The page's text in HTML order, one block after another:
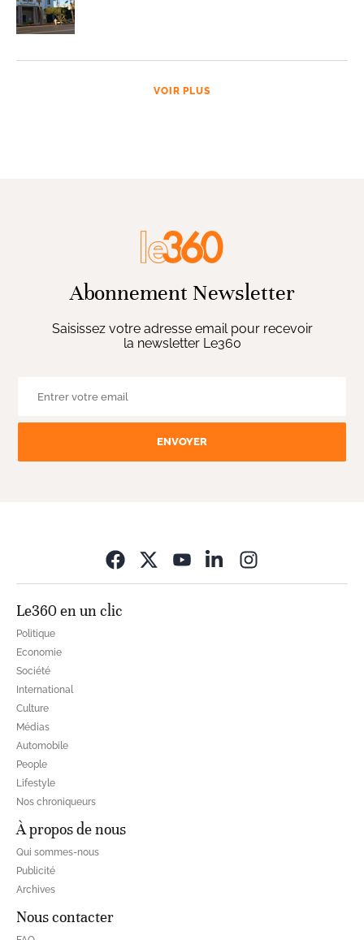
VOIR PLUS
Abonnement Newsletter
Saisissez votre adresse email pour recevoir
la newsletter Le360
ENVOYER
Le360 en un clic
Politique
Economie
Société
International
Culture
Médias
Automobile
People
Lifestyle
Nos chroniqueurs
À propos de nous
Qui sommes-nous
Publicité
Archives
Nous contacter